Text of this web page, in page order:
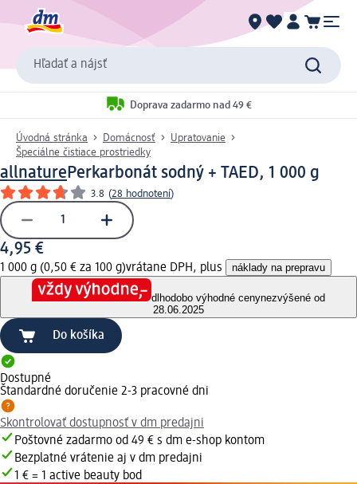
Hľadať a nájsť
Doprava zadarmo nad 49 €
Úvodná stránka Domácnosť
Upratovanie
Špeciálne čistiace prostriedky
allnaturePerkarbonát sodný + TAED, 1 000 g
3.8 (28 hodnotení)
4,95 €
1 000 g (0,50 € za 100 g)vrátane DPH, plus náklady na prepravu
dlhodobo výhodné cenynezvýšené od
28.06.2025
Do košíka
Dostupné
Štandardné doručenie 2-3 pracovné dni
Skontrolovať dostupnosť v dm predajni
Poštovné zadarmo od 49 € s dm e-shop kontom
Bezplatné vrátenie aj v dm predajni
1 € = 1 active beauty bod